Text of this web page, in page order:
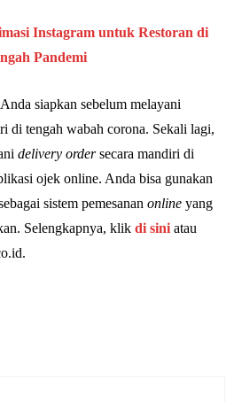
Instagram untuk Restoran di
Pandemi
siapkan sebelum melayani
di tengah wabah corona. Sekali lagi,
delivery ordersecara mandiri di
ojek online. Anda bisa gunakan
sistem pemesanan online yang
Selengkapnya, klik di sini atau